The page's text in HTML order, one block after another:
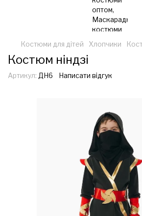
Костюми для дітей Хлопчики
Костюм ніндзі
Артикул: ДН6 Написати відгук